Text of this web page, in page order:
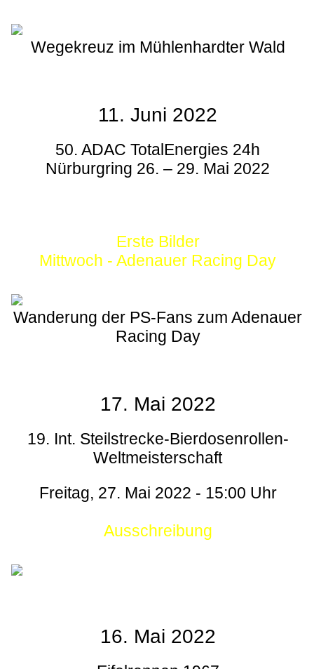
Wegekreuz im Mühlenhardter Wald
11. Juni 2022
50. ADAC TotalEnergies 24h
Nürburgring 26. – 29. Mai 2022
Erste Bilder
Mittwoch - Adenauer Racing Day
Wanderung der PS-Fans zum Adenauer
Racing Day
17. Mai 2022
19. Int. Steilstrecke-Bierdosenrollen-
Weltmeisterschaft
Freitag, 27. Mai 2022 - 15:00 Uhr
Ausschreibung
16. Mai 2022